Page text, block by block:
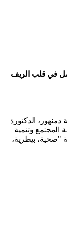
في قلب الريف
الدكتورة
المجتمع وتنمية
"صحية، بيطرية،